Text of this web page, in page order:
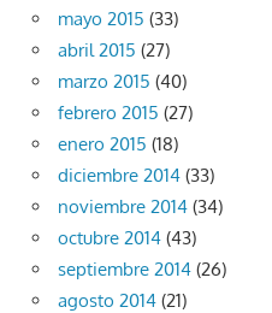
mayo 2015 (33)
abril 2015 (27)
marzo 2015 (40)
febrero 2015 (27)
enero 2015 (18)
diciembre 2014 (33)
noviembre 2014 (34)
octubre 2014 (43)
septiembre 2014 (26)
agosto 2014 (21)